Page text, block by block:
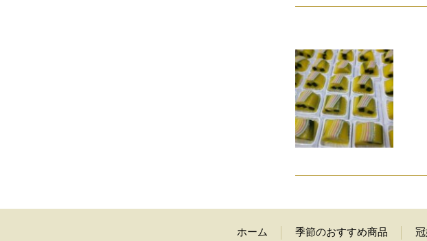
ホーム 季節のおすすめ商品